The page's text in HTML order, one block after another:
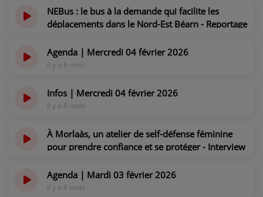
il y a 6 mois
NEBus : le bus à la demande qui facilite les
déplacements dans le Nord-Est Béarn - Reportage
il y a 6 mois
Agenda | Mercredi 04 février 2026
il y a 6 mois
Infos | Mercredi 04 février 2026
il y a 6 mois
À Morlaàs, un atelier de self-défense féminine
pour prendre confiance et se protéger - Interview
il y a 6 mois
Agenda | Mardi 03 février 2026
il y a 6 mois